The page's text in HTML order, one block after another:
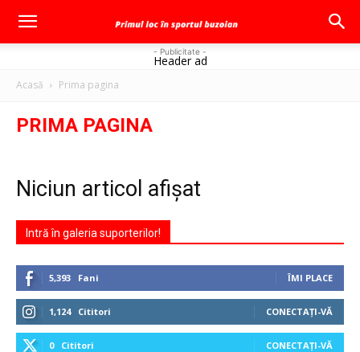
- Publicitate -
Header ad
Acasă Prima pagina
PRIMA PAGINA
Niciun articol afișat
Intră în galeria suporterilor!
5,393 Fani ÎMI PLACE
1,124 Cititori CONECTAȚI-VĂ
0 Cititori CONECTAȚI-VĂ